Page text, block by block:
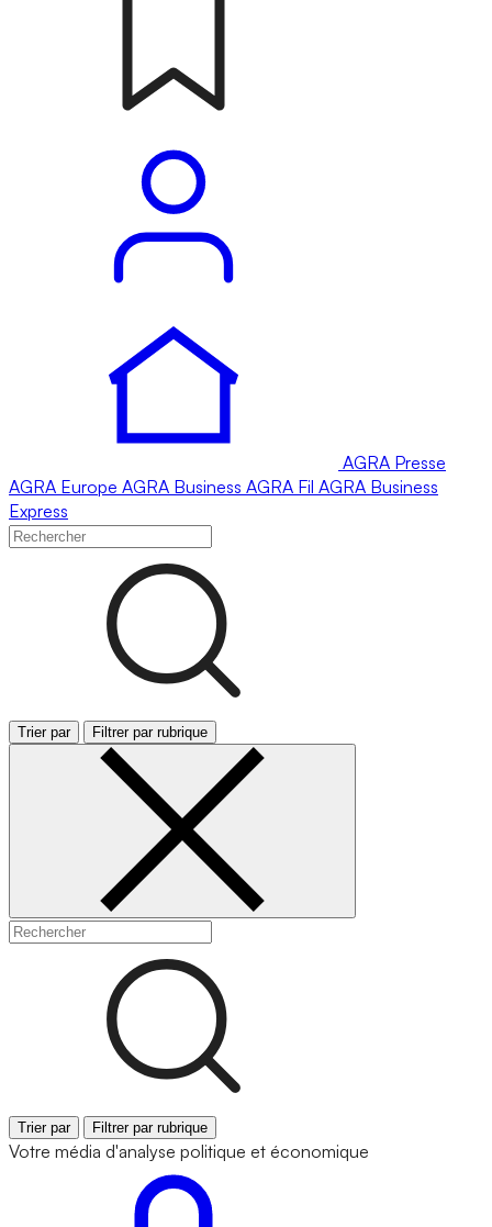
AGRA Presse
AGRA Europe AGRA Business AGRA Fil AGRA Business
Express
Trier par Filtrer par rubrique
Trier par Filtrer par rubrique
Votre média d'analyse politique et économique